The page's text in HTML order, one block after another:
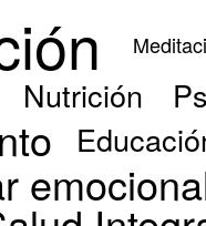
Nutrición